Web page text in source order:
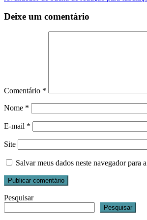
Deixe um comentário
Comentário *
Nome *
E-mail *
Site
Salvar meus dados neste navegador para
Pesquisar
Pesquisar